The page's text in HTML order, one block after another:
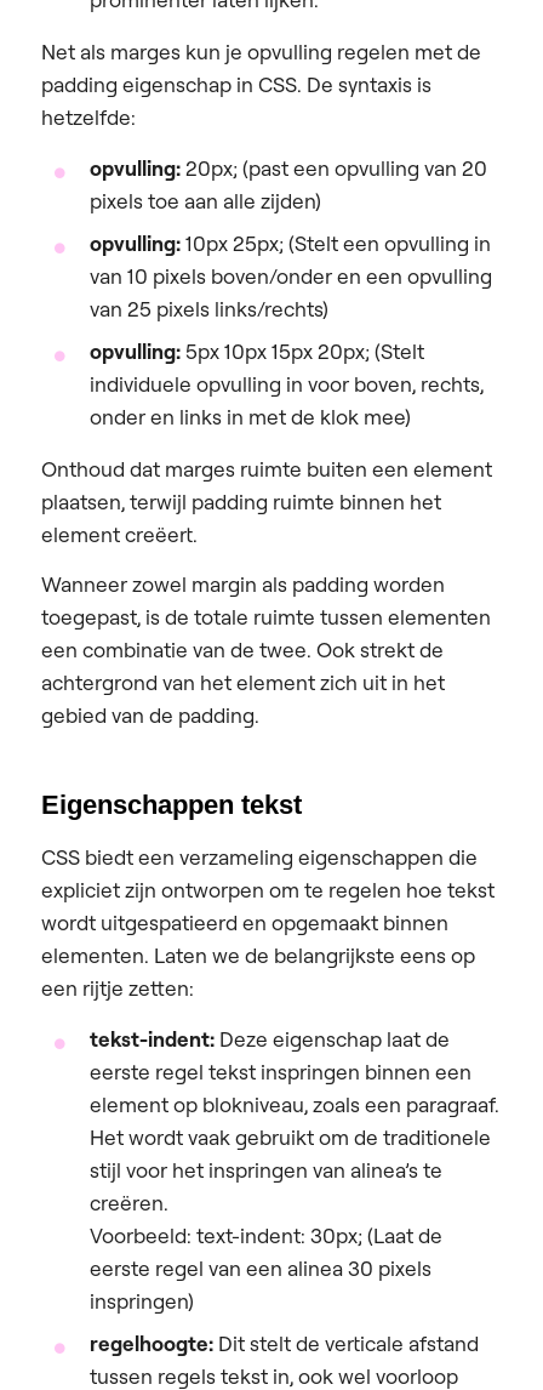
Net als marges kun je opvulling regelen met de
padding eigenschap in CSS. De syntaxis is
hetzelfde:
opvulling: 20px; (past een opvulling van 20
pixels toe aan alle zijden)
opvulling:10px 25px; (Stelt een opvulling in
van 10 pixels boven/onder en een opvulling
van 25 pixels links/rechts)
opvulling: 5px 10px 15px 20px; (Stelt
individuele opvulling in voor boven, rechts,
onder en links in met de klok mee)
Onthoud dat marges ruimte buiten een element
plaatsen, terwijl padding ruimte binnen het
element creëert.
Wanneer zowel margin als padding worden
toegepast, is de totale ruimte tussen elementen
een combinatie van de twee. Ook strekt de
achtergrond van het element zich uit in het
gebied van de padding.
Eigenschappen tekst
CSS biedt een verzameling eigenschappen die
expliciet zijn ontworpen om te regelen hoe tekst
wordt uitgespatieerd en opgemaakt binnen
elementen. Laten we de belangrijkste eens op
een rijtje zetten:
tekst-indent: Deze eigenschap laat de
eerste regel tekst inspringen binnen een
element op blokniveau, zoals een paragraaf.
Het wordt vaak gebruikt om de traditionele
stijl voor het inspringen van alinea’s te
creëren.
Voorbeeld: text-indent: 30px; (Laat de
eerste regel van een alinea 30 pixels
inspringen)
regelhoogte: Dit stelt de verticale afstand
tussen regels tekst in, ook wel voorloop